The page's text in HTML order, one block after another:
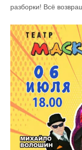
разборки! Всё